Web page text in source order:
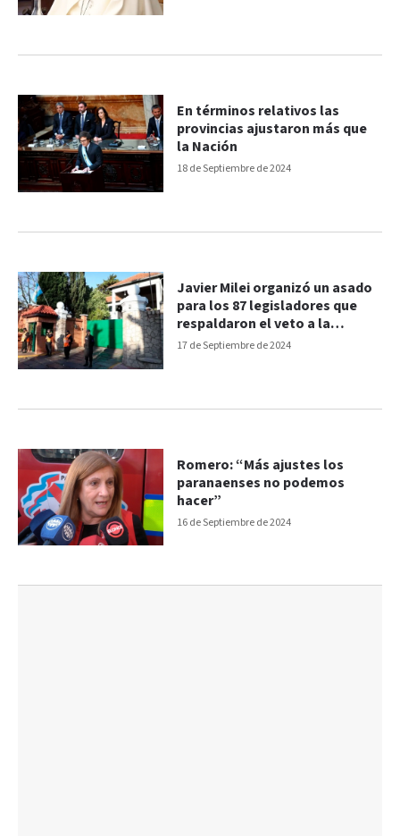
18 de Septiembre de 2024
En términos relativos las
provincias ajustaron más que
la Nación
17 de Septiembre de 2024
Javier Milei organizó un asado
para los 87 legisladores que
respaldaron el veto a la
reforma jubilatoria
16 de Septiembre de 2024
Romero: “Más ajustes los
paranaenses no podemos
hacer”